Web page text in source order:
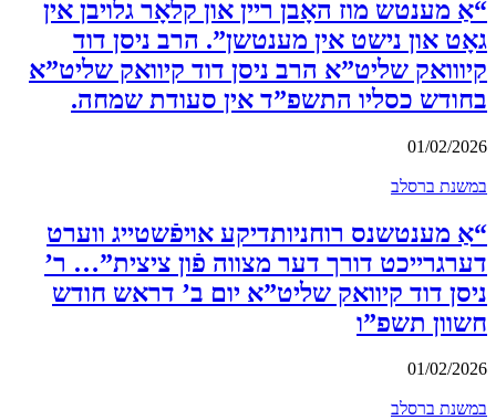
“אַ מענטש מוז האָבן ריין און קלאָר גלויבן אין
גאָט און נישט אין מענטשן”. הרב ניסן דוד
קיווואק שליט”א הרב ניסן דוד קיוואק שליט”א
בחודש כסליו התשפ”ד אין סעודת שמחה.
01/02/2026
במשנת ברסלב
“אַ מענטשנס רוחניותדיקע אויפֿשטייג ווערט
דערגרייכט דורך דער מצווה פֿון ציצית”… ר’
ניסן דוד קיוואק שליט”א יום ב’ דראש חודש
חשוון תשפ”ו
01/02/2026
במשנת ברסלב